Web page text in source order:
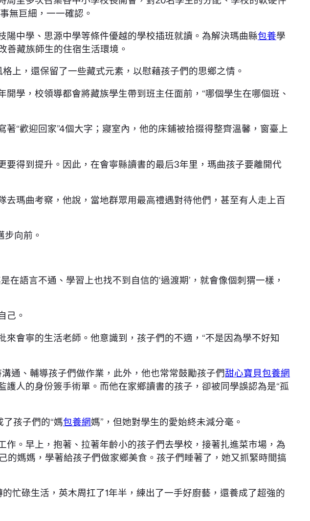
無巨細，一一確認。
陽中學、思源中學等條件優越的學校插班就讀。為解決瑪曲縣包養學
善藏族師生的住宿生活環境。
上，還保留了一些藏式元素，以慰藉孩子們的思鄉之情。
學，校領導都會將藏族學生帶到班主任面前，“哪個學生在哪個班、
“歡迎回家”4個大字；寢室內，他的床鋪被拾掇得整齊溫馨，窗臺上
得到提升。因此，在會寧縣讀書的最后3年里，瑪曲孩子要離開代
瑪曲考察，他說，當地群眾用最高禮遇對待他們，甚至有人走上百
向前。
語言不通、學習上也找不到自信的‘過渡期’，就會像個刺猬一樣，
己。
會寧的生活老師。他意識到，孩子們的不適，“不是因為學不好知
通、輔導孩子們做作業，此外，他也常常鼓勵孩子們甜心寶貝包養網
人的身份簽手術單。而他在家鄉讀書的孩子，卻被同學誤認為是“孤
孩子們的“媽包養網媽”，但她對學生的愛始終未減分毫。
。早上，抱著、拉著年齡小的孩子們去學校，接著扎進菜市場，為
的媽媽，學著給孩子們做家鄉美食。孩子們睡著了，她又抓緊時間搞
忙碌生活，英木周扛了1年半，練出了一手好廚藝，還養成了超強的